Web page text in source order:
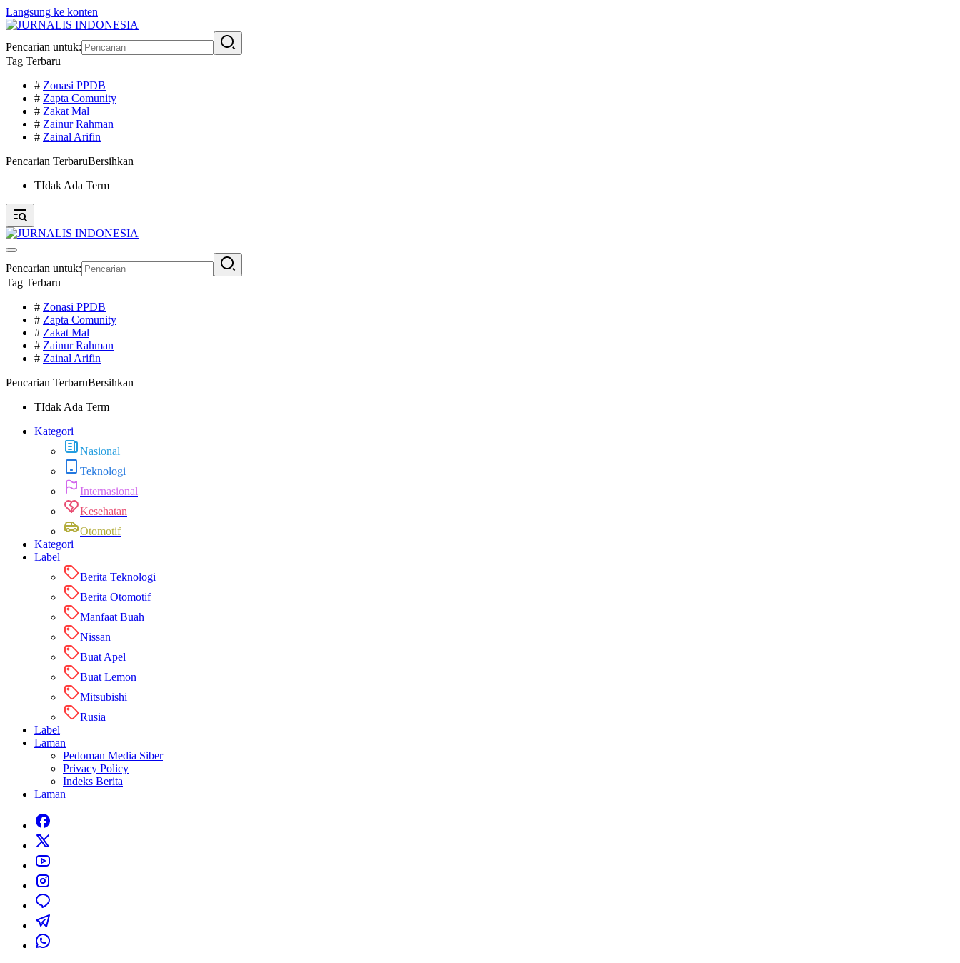
Langsung ke konten
Pencarian untuk:
Tag Terbaru
# Zonasi PPDB
# Zapta Comunity
# Zakat Mal
# Zainur Rahman
# Zainal Arifin
Pencarian TerbaruBersihkan
TIdak Ada Term
Pencarian untuk:
Tag Terbaru
# Zonasi PPDB
# Zapta Comunity
# Zakat Mal
# Zainur Rahman
# Zainal Arifin
Pencarian TerbaruBersihkan
TIdak Ada Term
Kategori
Nasional
Teknologi
Internasional
Kesehatan
Otomotif
Kategori
Label
Berita Teknologi
Berita Otomotif
Manfaat Buah
Nissan
Buat Apel
Buat Lemon
Mitsubishi
Rusia
Label
Laman
Pedoman Media Siber
Privacy Policy
Indeks Berita
Laman